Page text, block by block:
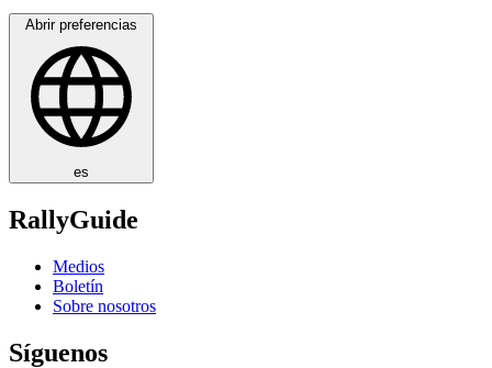
Abrir preferencias
es
RallyGuide
Medios
Boletín
Sobre nosotros
Síguenos